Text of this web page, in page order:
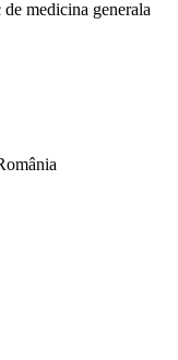
medicina generala